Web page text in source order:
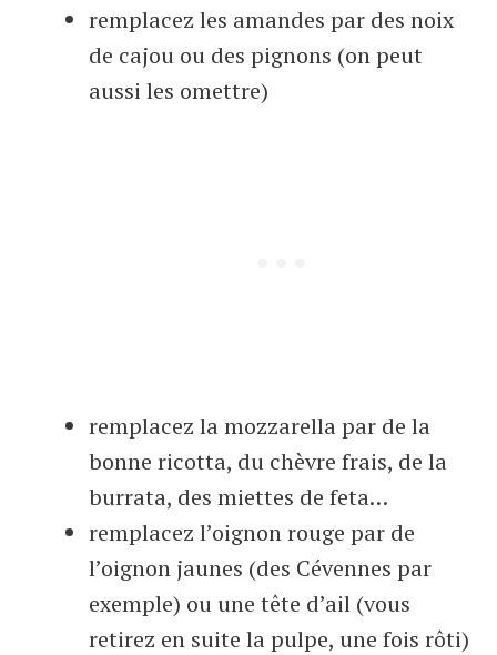
remplacez les amandes par des noix
de cajou ou des pignons (on peut
aussi les omettre)
remplacez la mozzarella par de la
bonne ricotta, du chèvre frais, de la
burrata, des miettes de feta…
remplacez l’oignon rouge par de
l’oignon jaunes (des Cévennes par
exemple) ou une tête d’ail (vous
retirez en suite la pulpe, une fois rôti)